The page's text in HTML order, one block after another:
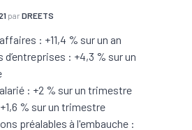
par DREETS
: +11,4 % sur un an
d’entreprises : +4,3 % sur un
: +2 % sur un trimestre
% sur un trimestre
préalables à l'embauche :